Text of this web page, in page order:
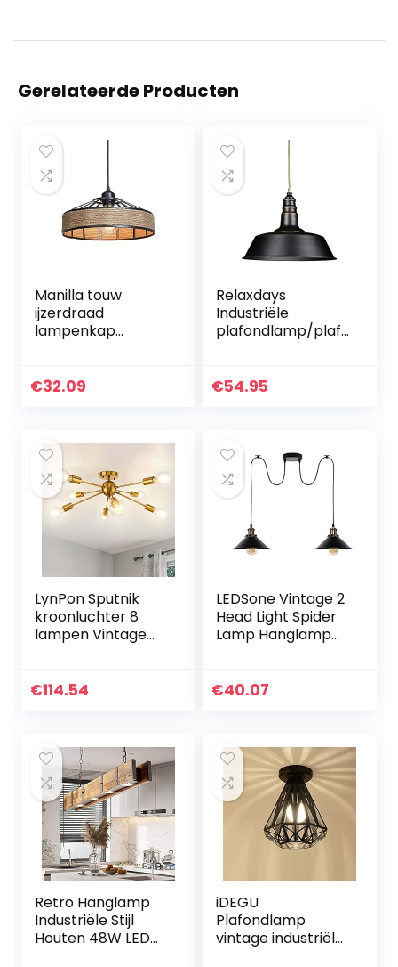
Gerelateerde Producten
Manilla touw
ijzerdraad
lampenkap
rustieke touw
€32.09
Relaxdays
Industriële
plafondlamp/plaf
industriële lamp in
€54.95
LynPon Sputnik
kroonluchter 8
lampen Vintage
hanglampen
€114.54
LEDSone Vintage 2
Head Light Spider
Lamp Hanglamp
Metalen Kegel
€40.07
Retro Hanglamp
Industriële Stijl
Houten 48W LED
iDEGU
Plafondlamp
vintage industriële